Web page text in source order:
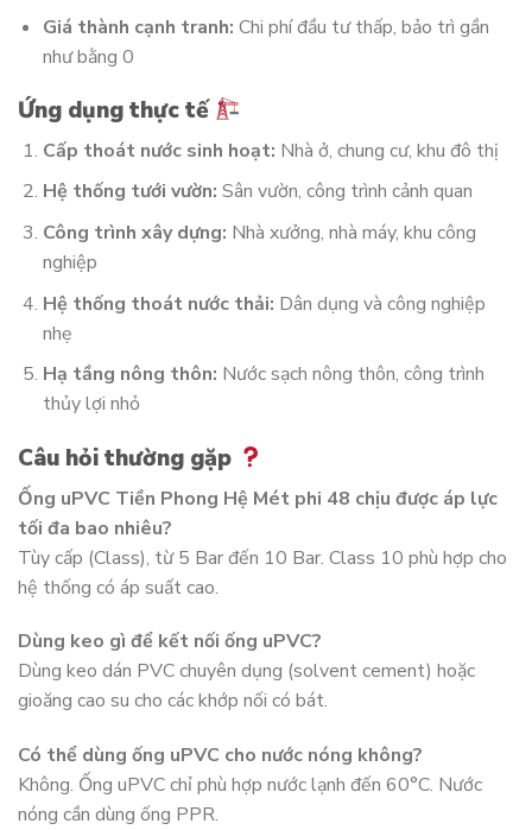
Giá thành cạnh tranh: Chi phí đầu tư thấp, bảo trì gần
như bằng 0
Ứng dụng thực tế
Cấp thoát nước sinh hoạt: Nhà ở, chung cư, khu đô thị
Hệ thống tưới vườn: Sân vườn, công trình cảnh quan
Công trình xây dựng: Nhà xưởng, nhà máy, khu công
nghiệp
Hệ thống thoát nước thải: Dân dụng và công nghiệp
nhẹ
Hạ tầng nông thôn: Nước sạch nông thôn, công trình
thủy lợi nhỏ
Câu hỏi thường gặp
Ống uPVC Tiền Phong Hệ Mét phi 48 chịu được áp lực
tối đa bao nhiêu?
Tùy cấp (Class), từ 5 Bar đến 10 Bar. Class 10 phù hợp cho
hệ thống có áp suất cao.
Dùng keo gì để kết nối ống uPVC?
Dùng keo dán PVC chuyên dụng (solvent cement) hoặc
gioăng cao su cho các khớp nối có bát.
Có thể dùng ống uPVC cho nước nóng không?
Không. Ống uPVC chỉ phù hợp nước lạnh đến 60°C. Nước
nóng cần dùng ống PPR.